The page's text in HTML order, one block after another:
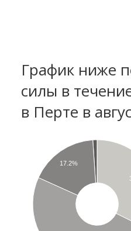
График ниже
силы в
в Перте в
17.2%